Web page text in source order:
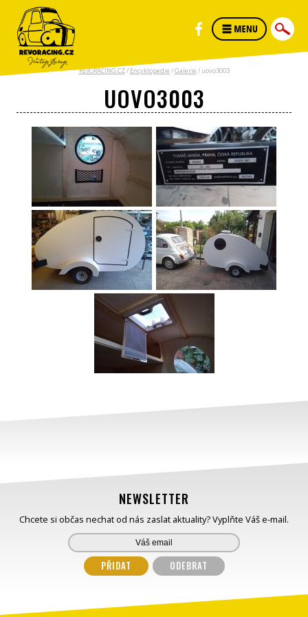
REVORACING.CZ/ Encyklopedie /Galerie /uovo3003
UOVO3003
NEWSLETTER
Chcete si občas nechat od nás zaslat aktuality? Vyplňte Váš e-mail.
PŘIDAT ODEBRAT